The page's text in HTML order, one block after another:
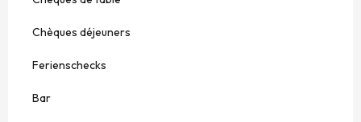
Chèques déjeuners
Ferienschecks
Bar